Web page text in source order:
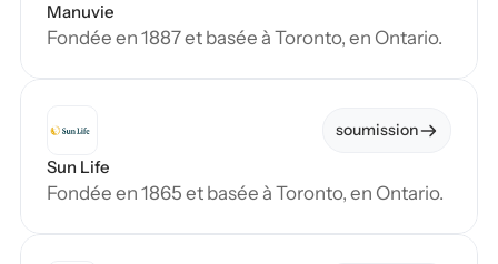
Manuvie
Fondée en 1887 et basée à Toronto, en Ontario.
soumission
Sun Life
Fondée en 1865 et basée à Toronto, en Ontario.